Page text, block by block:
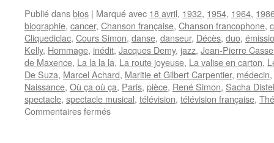
Publié dansbios | Marqué avec 18 avril, 1932, 1954, 1964,
biographie, cancer, Chanson française, Chanson francophone,
Cliquediclac, Cours Simon, danse, danseur, Décès, duo,
Kelly, Hommage, inédit, Jacques Demy, jazz, Jean-Pierre
de Maxence, La la la la, La route joyeuse, La valise en carton,
De Suza, Marcel Achard, Maritie et Gilbert Carpentier, médecin,
Naissance, Où ça où ça, Paris, pièce, René Simon, Sacha Distel
spectacle, spectacle musical, télévision, télévision française,
Commentaires ferméssur